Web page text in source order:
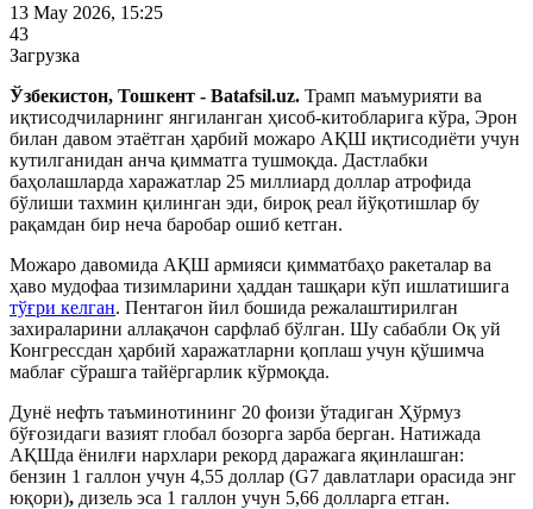
13 May 2026, 15:25
43
Загрузка
Ўзбекистон, Тошкент - Batafsil.uz. Трамп маъмурияти ва
иқтисодчиларнинг янгиланган ҳисоб-китобларига кўра, Эрон
билан давом этаётган ҳарбий можаро АҚШ иқтисодиёти учун
кутилганидан анча қимматга тушмоқда. Дастлабки
баҳолашларда харажатлар 25 миллиард доллар атрофида
бўлиши тахмин қилинган эди, бироқ реал йўқотишлар бу
рақамдан бир неча баробар ошиб кетган.
Можаро давомида АҚШ армияси қимматбаҳо ракеталар ва
ҳаво мудофаа тизимларини ҳаддан ташқари кўп ишлатишига
тўғри келган. Пентагон йил бошида режалаштирилган
захираларини аллақачон сарфлаб бўлган. Шу сабабли Оқ уй
Конгрессдан ҳарбий харажатларни қоплаш учун қўшимча
маблағ сўрашга тайёргарлик кўрмоқда.
Дунё нефть таъминотининг 20 фоизи ўтадиган Ҳўрмуз
бўғозидаги вазият глобал бозорга зарба берган. Натижада
АҚШда ёнилғи нархлари рекорд даражага яқинлашган:
бензин 1 галлон учун 4,55 доллар (G7 давлатлари орасида энг
юқори), дизель эса 1 галлон учун 5,66 долларга етган.